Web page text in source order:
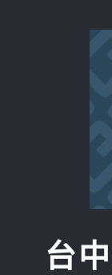
台